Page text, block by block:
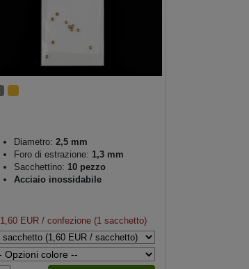
Diametro: 2,5 mm
Foro di estrazione: 1,3 mm
Sacchettino: 10 pezzo
Acciaio inossidabile
1,60 EUR/ confezione (1 sacchetto)